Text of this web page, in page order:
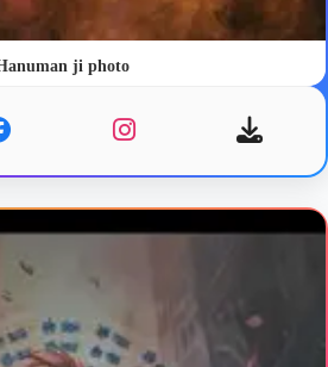
ji photo